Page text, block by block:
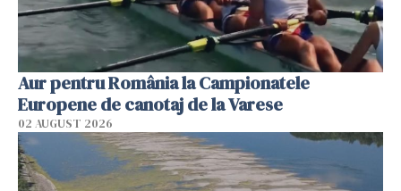
Aur pentru România la Campionatele
Europene de canotaj de la Varese
02 AUGUST 2026